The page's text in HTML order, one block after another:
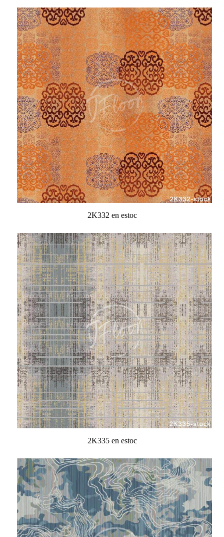
2K332 en estoc
2K335 en estoc